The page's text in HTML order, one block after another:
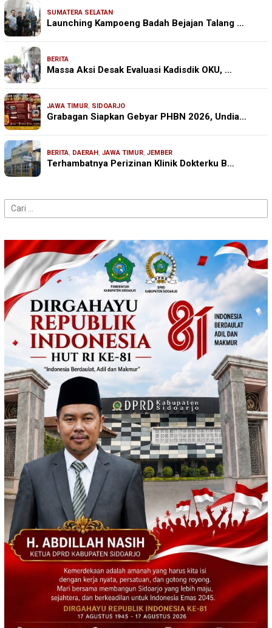
SUMATERA SELATAN
Launching Kampoeng Badah Bejajan Talang …
BERITA
Massa Aksi Desak Evaluasi Kadisdik OKU, …
JAWA TIMUR, SIDOARJO
Grabagan Siapkan Gebyar PHBN 2026, Undia…
BERITA, DAERAH , JAWA TIMUR, JEMBER
Terhambatnya Perizinan Klinik Dokterku B…
Cari
untuk: